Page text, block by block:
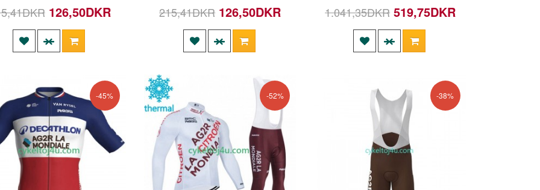
126,50DKR 215,41DKR 126,50DKR 1.041,35DKR 519,75DKR
-45% -52% -38%